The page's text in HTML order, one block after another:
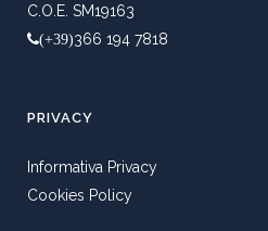
C.O.E. SM19163
(+39)366 194 7818
PRIVACY
Informativa Privacy
Cookies Policy